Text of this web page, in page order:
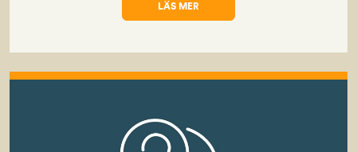
LÄS MER
OM SÅ FUNGERAR DET